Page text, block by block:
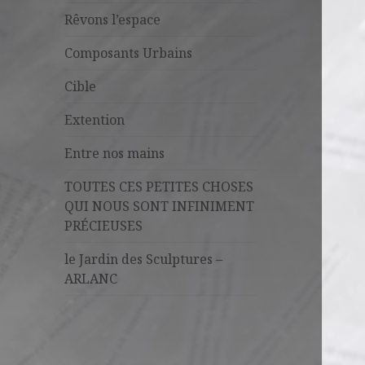
Rêvons l’espace
Composants Urbains
Cible
Extention
Entre nos mains
TOUTES CES PETITES CHOSES
QUI NOUS SONT INFINIMENT
PRÉCIEUSES
le Jardin des Sculptures –
ARLANC